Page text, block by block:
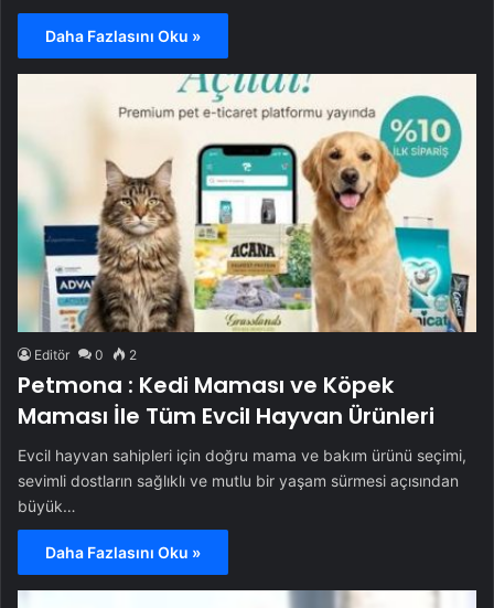
Daha Fazlasını Oku »
Editör 0 2
Petmona : Kedi Maması ve Köpek
Maması İle Tüm Evcil Hayvan Ürünleri
Evcil hayvan sahipleri için doğru mama ve bakım ürünü seçimi,
sevimli dostların sağlıklı ve mutlu bir yaşam sürmesi açısından
büyük…
Daha Fazlasını Oku »